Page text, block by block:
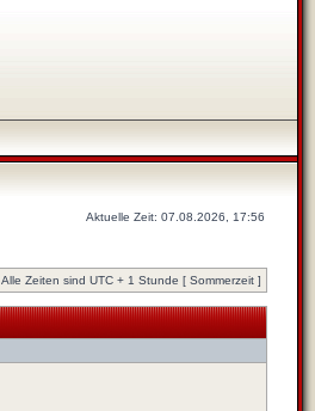
Aktuelle Zeit: 07.08.2026, 17:56
Alle Zeiten sind UTC + 1 Stunde [ Sommerzeit ]